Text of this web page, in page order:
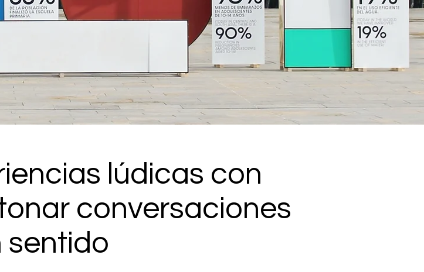
lúdicas con
conversaciones
sentido